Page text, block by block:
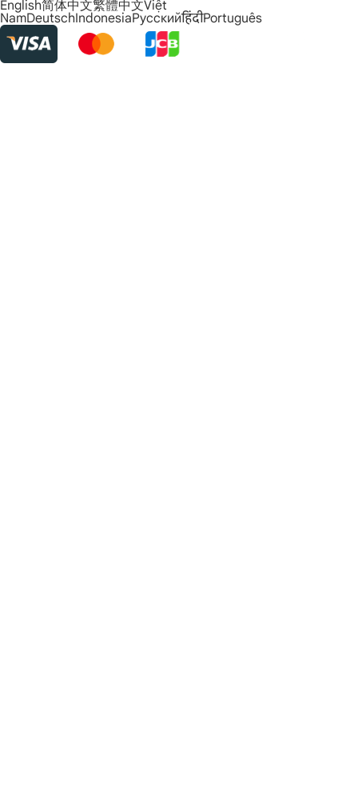
English简体中文繁體中文Việt
NamDeutschIndonesiaРусскийहिंदीPortuguês